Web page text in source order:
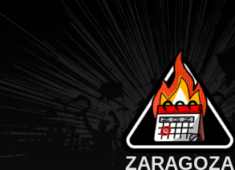
ZARAGOZA